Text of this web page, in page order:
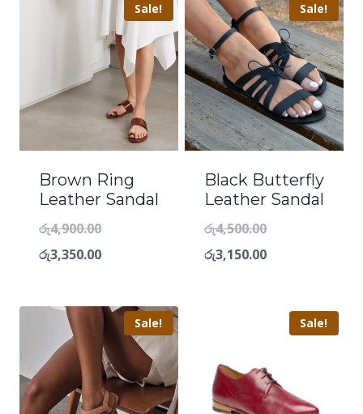
Sale!
Brown Ring
Leather Sandal
රු4,900.00
රු3,350.00
Sale!
Black Butterfly
Leather Sandal
රු4,500.00
රු3,150.00
Sale! Sale!